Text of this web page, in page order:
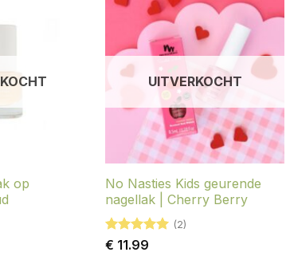
op
UITVERKOCHT
No Nasties Kids geurende
nagellak | Cherry Berry
Gewaardeerd
(2)
€ 11.99